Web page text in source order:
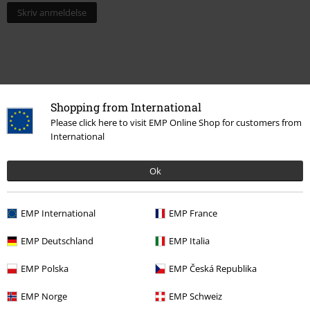
Shopping from International
Please click here to visit EMP Online Shop for customers from
International
Ok
EMP International EMP France
EMP Deutschland EMP Italia
EMP Polska EMP Česká Republika
EMP Norge EMP Schweiz
Skriv anmeldelse
Tema
Udsalg %
Udsalg %
Udsalg % Bandmerch Accessories